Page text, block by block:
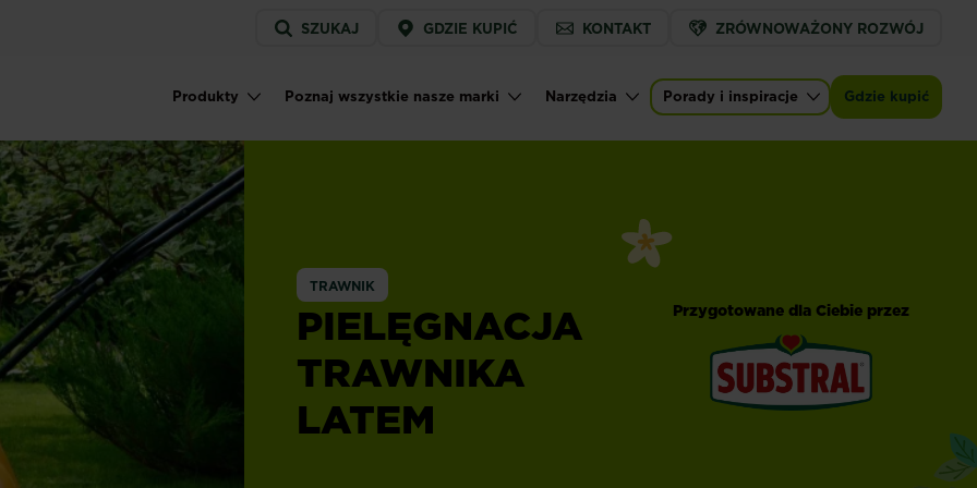
Service
menu
SZUKAJ GDZIE KUPIĆ KONTAKT ZRÓWNOWAŻONY ROZWÓJ
Main navigation
Produkty Poznaj wszystkie nasze marki Narzędzia Porady i inspiracje Gdzie kupić
TRAWNIK
PIELĘGNACJA
TRAWNIKA
LATEM
Przygotowane dla Ciebie przez